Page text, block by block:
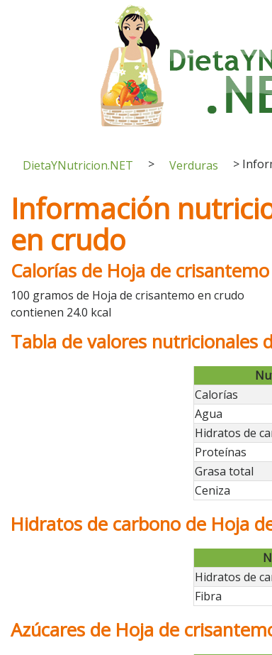
DietaYNutricion.NET > Verduras >
Información
en crudo
Calorías de Hoja de
100 gramos de Hoja de crisantemo en crudo
contienen 24.0 kcal
Tabla de valores nutricionales
Calorías
Agua
Hidratos de
Proteínas
Grasa total
Ceniza
Hidratos de carbono de Hoja
Hidratos de
Fibra
Azúcares de Hoja de